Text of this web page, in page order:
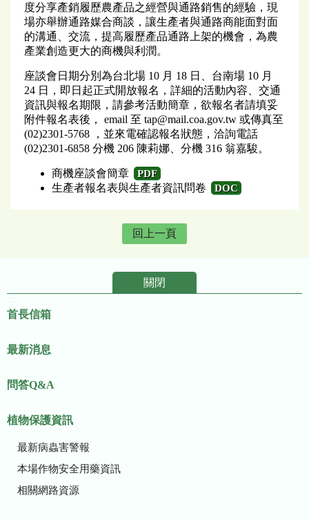
度分享產銷履歷農產品之經營與通路銷售的經驗，現
場亦舉辦通路媒合商談，讓生產者與通路商能面對面
的溝通、交流，提高履歷產品通路上架的機會，為農
產業創造更大的商機與利潤。
座談會日期分別為台北場 10 月 18 日、台南場 10 月
24 日，即日起正式開放報名，詳細的活動內容、交通
資訊與報名期限，請參考活動簡章，欲報名者請填妥
附件報名表後， email 至 tap@mail.coa.gov.tw 或傳真至
(02)2301-5768 ，並來電確認報名狀態，洽詢電話
(02)2301-6858 分機 206 陳莉娜、分機 316 翁嘉駿。
商機座談會簡章 PDF
生產者報名表與生產者資訊問卷 DOC
回上一頁
關閉
首長信箱
最新消息
問答Q&A
植物保護資訊
最新病蟲害警報
本場作物安全用藥資訊
相關網路資源